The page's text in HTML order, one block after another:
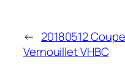
← 20180512 Coupe
Vernouillet VHBC